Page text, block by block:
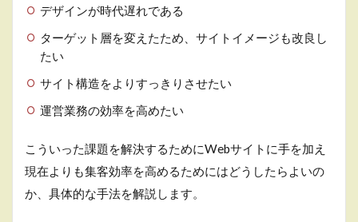
部
的
な
修
す
場
2.1
デザインが時代遅れである
ターゲット層を変えたため、サイトイメージも改良し
たい
サイト構造をよりすっきりさせたい
運営業務の効率を高めたい
こういった課題を解決するためにWebサイトに手を加え
現在よりも集客効率を高めるためにはどうしたらよいの
か、具体的な手法を解説します。